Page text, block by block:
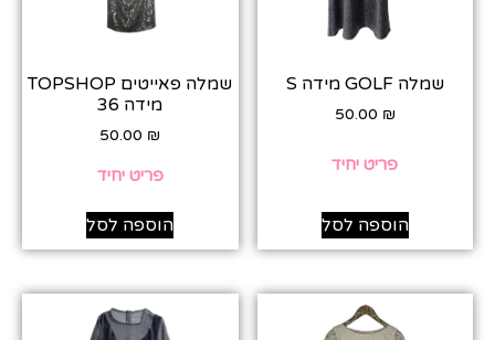
שמלה GOLF מידה S
50.00 ₪
פריט יחיד
הוספה לסל
שמלה פאייטים TOPSHOP
מידה 36
50.00 ₪
פריט יחיד
הוספה לסל